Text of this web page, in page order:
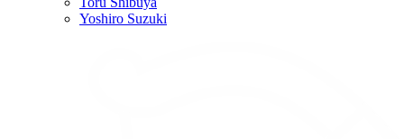
Yoshiro Suzuki